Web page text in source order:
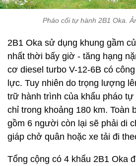
Pháo cối tự hành 2B1 Oka.
2B1 Oka sử dụng khung gầm
nhất thời bấy giờ - tăng hạng
cơ diesel turbo V-12-6B có
lực. Tuy nhiên do trọng lượng
trữ hành trình của khẩu pháo tự
chỉ trong khoảng 180 km. Toàn
gồm 6 người còn lại sẽ phải di
giáp chở quân hoặc xe tải đi
Tổng cộng có 4 khẩu 2B1 Oka